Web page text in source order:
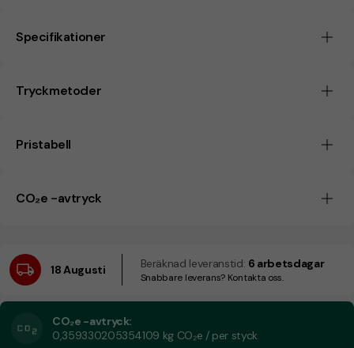
Specifikationer
Tryckmetoder
Pristabell
CO₂e -avtryck
18 Augusti Beräknad leveranstid: 6 arbetsdagar
Snabbare leverans? Kontakta oss.
CO₂e -avtryck:
0,359330205354109 kg CO₂e / per styck